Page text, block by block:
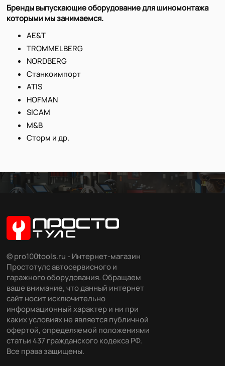
Бренды выпускающие оборудование для шиномонтажа
которыми мы занимаемся.
AE&T
TROMMELBERG
NORDBERG
Станкоимпорт
ATIS
HOFMAN
SICAM
M&B
Сторм и др.
© pro100tools.ru - Интернет-магазин
Простотулс автосервисного и
гаражного оборудования. Обращаем
ваше внимание, что данный интернет
сайт носит исключительно
информационный характер и ни при
каких условиях не является публичной
офертой, определяемой положениями
статьи 437 гражданского кодекса РФ.
Все права защищены.